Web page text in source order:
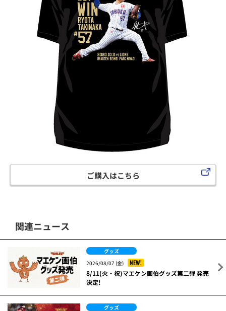
ご購入はこちら
関連ニュース
グッズ
2026/08/07 (金)
NEW!
8/11(火・祝)マエケン画伯グッズ第二弾 発売
決定!
グッズ